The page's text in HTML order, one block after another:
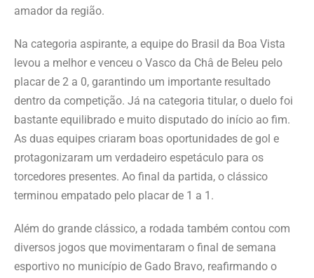
amador da região.
Na categoria aspirante, a equipe do Brasil da Boa Vista
levou a melhor e venceu o Vasco da Châ de Beleu pelo
placar de 2 a 0, garantindo um importante resultado
dentro da competição. Já na categoria titular, o duelo foi
bastante equilibrado e muito disputado do início ao fim.
As duas equipes criaram boas oportunidades de gol e
protagonizaram um verdadeiro espetáculo para os
torcedores presentes. Ao final da partida, o clássico
terminou empatado pelo placar de 1 a 1.
Além do grande clássico, a rodada também contou com
diversos jogos que movimentaram o final de semana
esportivo no município de Gado Bravo, reafirmando o